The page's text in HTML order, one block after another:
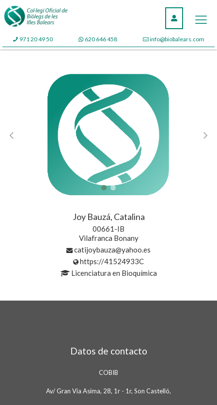
971 20 49 50 620 646 458 info@biobalears.com
Joy Bauzá, Catalina
00661-IB
Vilafranca Bonany
catijoybauza@yahoo.es
https://41524933C
Licenciatura en Bioquímica
Datos de contacto
COBIB
Av/ Gran Via Asima, 28, 1r - 1r, Son Castelló,